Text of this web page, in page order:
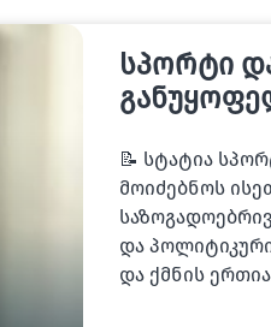
სპორტი
📝 სტატია
მოიძებნოს
და
და ქმნის